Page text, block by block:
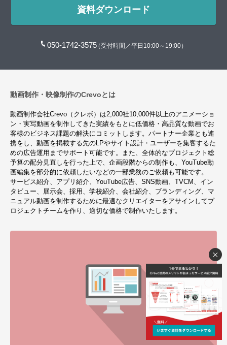
資料ダウンロード
050-1742-3575（受付時間／平日10:00～19:00）
動画制作・映像制作のCrevoとは
動画制作会社Crevo（クレボ）は2,000社10,000件以上のアニメーショ
ン・実写動画を制作してきた実績をもとに低価格・高品質な動画でお
客様のビジネス課題の解決にコミットします。パートナー企業とも連
携をし、動画を掲載する先のLPやサイト設計・ユーザーを集客するた
めの広告運用までサポート可能です。また、全体的なプロジェクト総
予算の配分見直しを行った上で、企画段階からの制作も、YouTube動
画編集を部分的に依頼したいなどの一部業務のご依頼も可能です。
サービス紹介、アプリ紹介、YouTube広告、SNS動画、TVCM、イン
タビュー、展示会、採用、学校紹介、会社紹介、ブランディング、マ
ニュアル動画を制作するために最適なクリエイターをアサインしてプ
ロジェクトチームを作り、適切な価格で制作いたします。